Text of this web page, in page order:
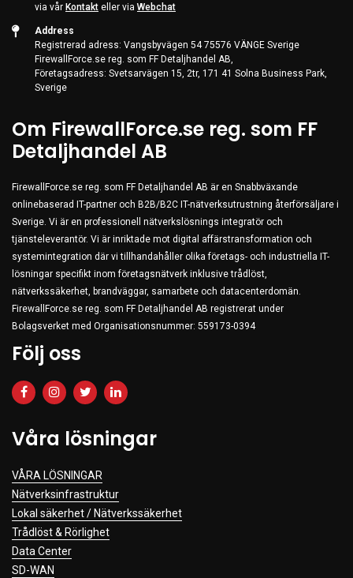
via vår Kontakt eller via Webchat
Address
Registrerad adress: Vangsbyvägen 54 75576 VÄNGE Sverige
FirewallForce.se reg. som FF Detaljhandel AB,
Företagsadress: Svetsarvägen 15, 2tr, 171 41 Solna Business Park,
Sverige
Om FirewallForce.se reg. som FF
Detaljhandel AB
FirewallForce.se reg. som FF Detaljhandel AB är en Snabbväxande
onlinebaserad IT-partner och B2B/B2C IT-nätverksutrustning återförsäljare i
Sverige. Vi är en professionell nätverkslösnings integratör och
tjänsteleverantör. Vi är inriktade mot digital affärstransformation och
systemintegration där vi tillhandahåller olika företags- och industriella IT-
lösningar specifikt inom företagsnätverk inklusive trådlöst,
nätverkssäkerhet, brandväggar, samarbete och datacenterdomän.
FirewallForce.se reg. som FF Detaljhandel AB registrerat under
Bolagsverket med Organisationsnummer: 559173-0394
Följ oss
Våra lösningar
VÅRA LÖSNINGAR
Nätverksinfrastruktur
Lokal säkerhet / Nätverkssäkerhet
Trådlöst & Rörlighet
Data Center
SD-WAN